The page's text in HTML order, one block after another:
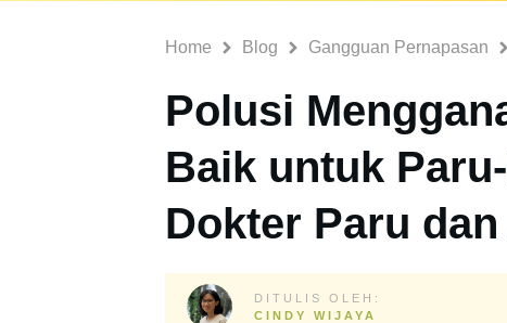
Home Blog Gangguan Pernapasan
Polusi
Baik untuk
Dokter Paru
DITULIS OLEH:
CINDY WIJAYA